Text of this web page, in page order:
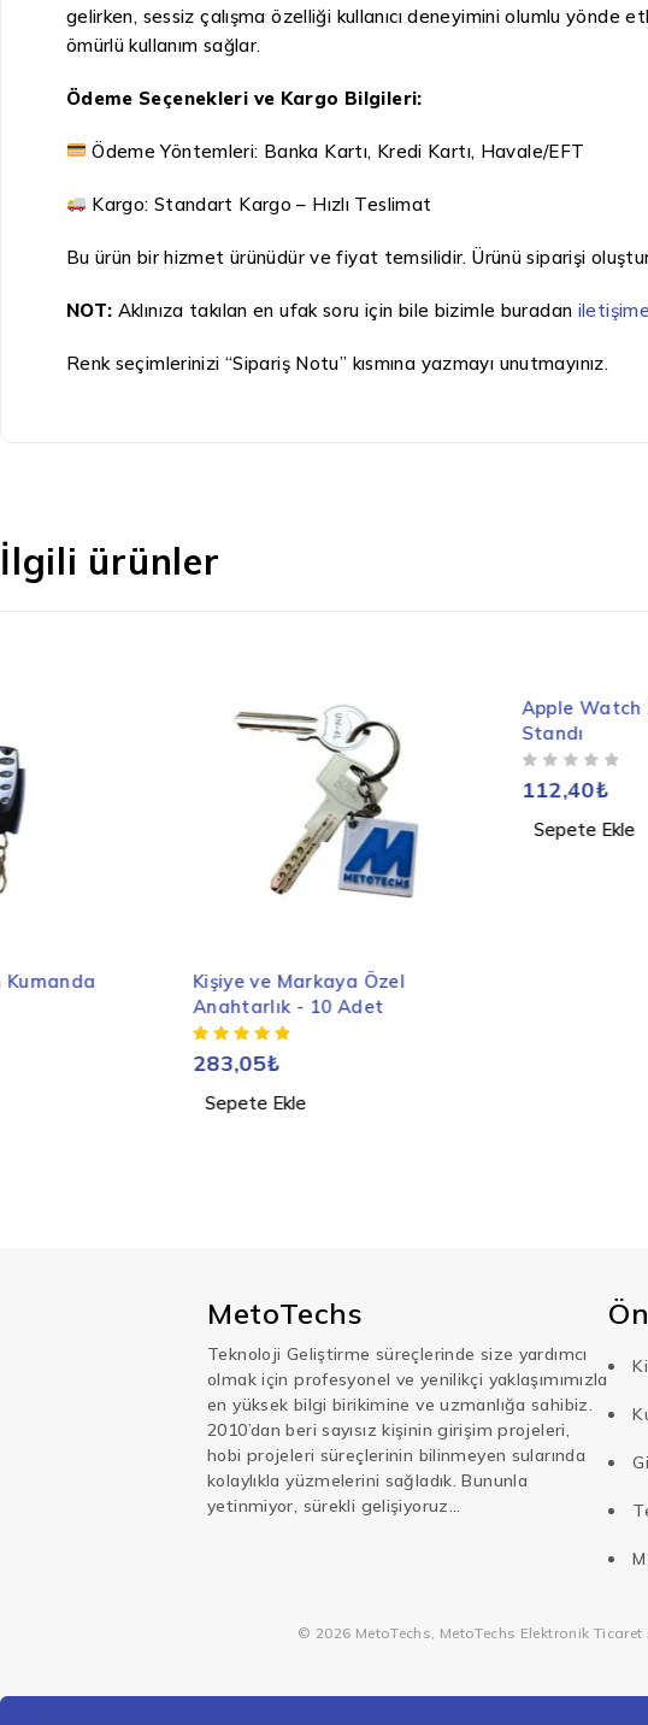
gelirken, sessiz çalışma özelliği kullanıcı deneyimini olumlu
ömürlü kullanım sağlar.
Ödeme Seçenekleri ve Kargo Bilgileri:
Ödeme Yöntemleri: Banka Kartı, Kredi Kartı, Havale/EFT
Kargo: Standart Kargo – Hızlı Teslimat
Bu ürün bir hizmet ürünüdür ve fiyat temsilidir. Ürünü siparişi
NOT: Aklınıza takılan en ufak soru için bile bizimle buradan iletişime
Renk seçimlerinizi “Sipariş Notu” kısmına yazmayı unutmayınız.
İlgili ürünler
Kişiye ve Markaya Özel
Anahtarlık - 10 Adet
Apple Watch Dikey Şarj
Standı
112,40
Sepete Ekle
MetoTechs
Teknoloji Geliştirme süreçlerinde size yardımcı
olmak için profesyonel ve yenilikçi yaklaşımımızla
en yüksek bilgi birikimine ve uzmanlığa sahibiz.
2010’dan beri sayısız kişinin girişim projeleri,
hobi projeleri süreçlerinin bilinmeyen sularında
kolaylıkla yüzmelerini sağladık. Bununla
yetinmiyor, sürekli gelişiyoruz…
© 2026 MetoTechs, MetoTechs Elektronik